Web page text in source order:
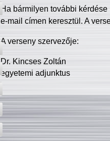
Ha bármilyen további
e-mail címen keresztül. A
A verseny szervezője:
Dr. Kincses Zoltán
egyetemi adjunktus